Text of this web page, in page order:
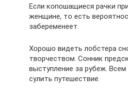
Если копошащиеся рачки
женщине, то есть
забеременеет.
Хорошо видеть лобстера
творчеством. Сонник
выступление за рубеж.
сулить путешествие.